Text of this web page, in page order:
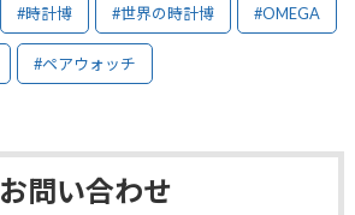
#時計博 #世界の時計博 #OMEGA
#ペアウォッチ
お問い合わせ